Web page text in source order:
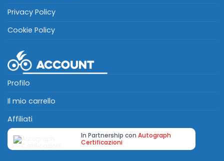
Privacy Policy
Cookie Policy
Profilo
Il mio carrello
Affiliati
In Partnership con Autograph
Certificazioni